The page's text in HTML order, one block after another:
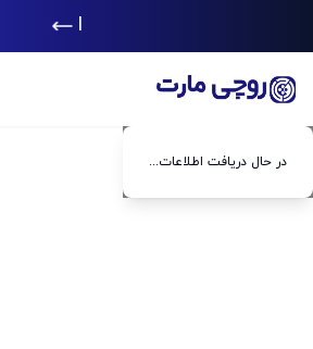
در حال دریافت اطلاعات...